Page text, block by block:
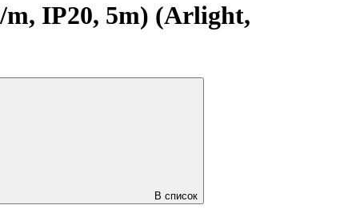
m, IP20, 5m) (Arlight,
В список